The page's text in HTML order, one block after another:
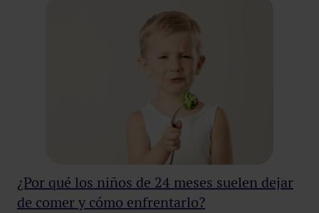
¿Por qué los niños de 24 meses suelen dejar
de comer y cómo enfrentarlo?